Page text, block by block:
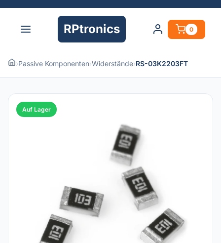
RPtronics 0
›Passive Komponenten›Widerstände›RS-03K2203FT
Auf Lager